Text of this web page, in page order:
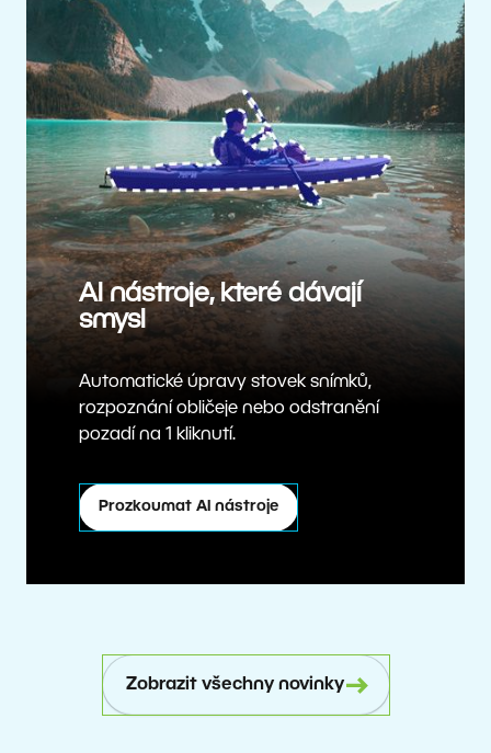
AI nástroje, které dávají
smysl
Automatické úpravy stovek snímků,
rozpoznání obličeje nebo odstranění
pozadí na 1 kliknutí.
Prozkoumat AI nástroje
Zobrazit všechny novinky